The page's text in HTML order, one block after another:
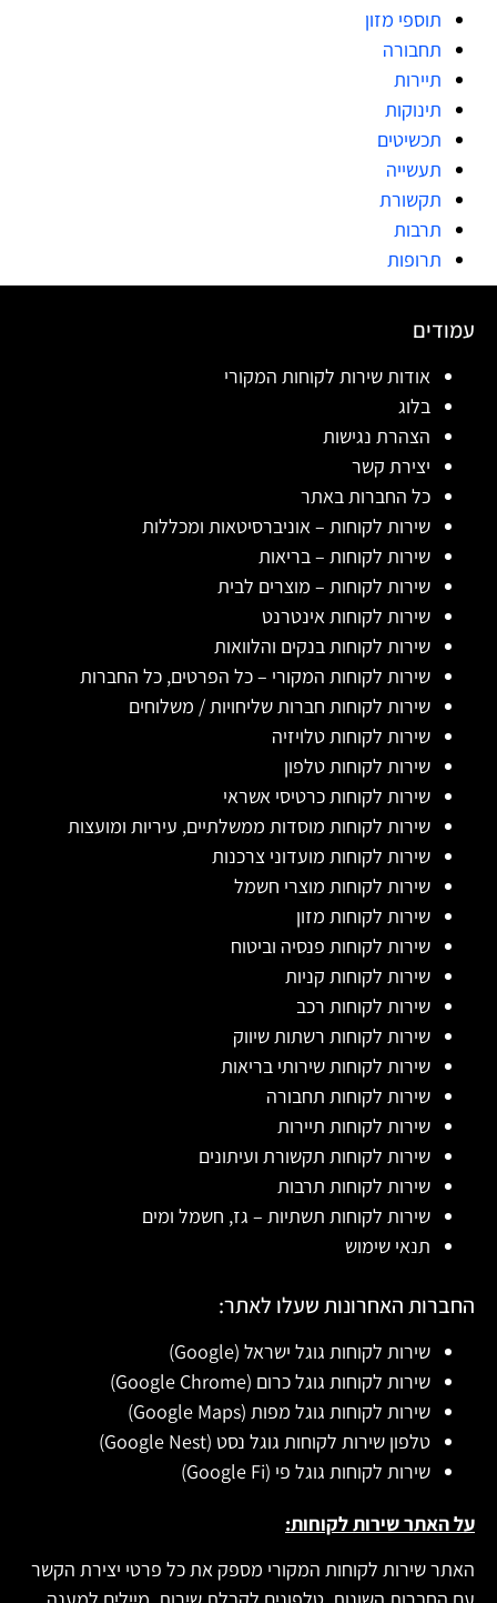
תוספי מזון
תחבורה
תיירות
תינוקות
תכשיטים
תעשייה
תקשורת
תרבות
תרופות
עמודים
אודות שירות לקוחות המקורי
בלוג
הצהרת נגישות
יצירת קשר
כל החברות באתר
שירות לקוחות – אוניברסיטאות ומכללות
שירות לקוחות – בריאות
שירות לקוחות – מוצרים לבית
שירות לקוחות אינטרנט
שירות לקוחות בנקים והלוואות
שירות לקוחות המקורי – כל הפרטים, כל החברות
שירות לקוחות חברות שליחויות / משלוחים
שירות לקוחות טלויזיה
שירות לקוחות טלפון
שירות לקוחות כרטיסי אשראי
שירות לקוחות מוסדות ממשלתיים, עיריות ומועצות
שירות לקוחות מועדוני צרכנות
שירות לקוחות מוצרי חשמל
שירות לקוחות מזון
שירות לקוחות פנסיה וביטוח
שירות לקוחות קניות
שירות לקוחות רכב
שירות לקוחות רשתות שיווק
שירות לקוחות שירותי בריאות
שירות לקוחות תחבורה
שירות לקוחות תיירות
שירות לקוחות תקשורת ועיתונים
שירות לקוחות תרבות
שירות לקוחות תשתיות – גז, חשמל ומים
תנאי שימוש
החברות האחרונות שעלו לאתר:
שירות לקוחות גוגל ישראל (Google)
שירות לקוחות גוגל כרום (Google Chrome)
שירות לקוחות גוגל מפות (Google Maps)
טלפון שירות לקוחות גוגל נסט (Google Nest)
שירות לקוחות גוגל פי (Google Fi)
על האתר שירות לקוחות:
האתר שירות לקוחות המקורי מספק את כל פרטי יצירת הקשר